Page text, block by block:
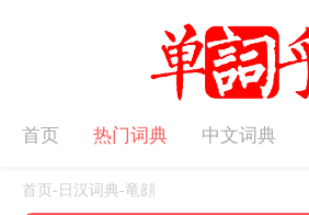
首页 热门词典 中文词典
首页- 日汉词典-竜顔